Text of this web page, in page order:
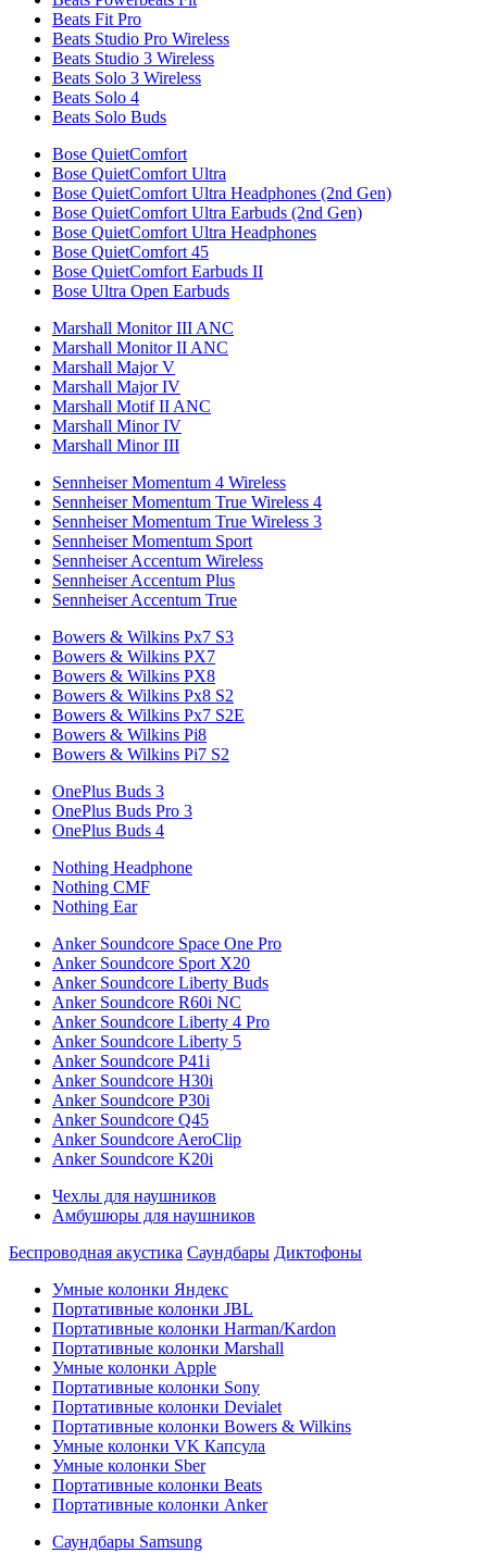
Beats Fit Pro
Beats Studio Pro Wireless
Beats Studio 3 Wireless
Beats Solo 3 Wireless
Beats Solo 4
Beats Solo Buds
Bose QuietComfort
Bose QuietComfort Ultra
Bose QuietComfort Ultra Headphones (2nd Gen)
Bose QuietComfort Ultra Earbuds (2nd Gen)
Bose QuietComfort Ultra Headphones
Bose QuietComfort 45
Bose QuietComfort Earbuds II
Bose Ultra Open Earbuds
Marshall Monitor III ANC
Marshall Monitor II ANC
Marshall Major V
Marshall Major IV
Marshall Motif II ANC
Marshall Minor IV
Marshall Minor III
Sennheiser Momentum 4 Wireless
Sennheiser Momentum True Wireless 4
Sennheiser Momentum True Wireless 3
Sennheiser Momentum Sport
Sennheiser Accentum Wireless
Sennheiser Accentum Plus
Sennheiser Accentum True
Bowers & Wilkins Px7 S3
Bowers & Wilkins PX7
Bowers & Wilkins PX8
Bowers & Wilkins Px8 S2
Bowers & Wilkins Px7 S2E
Bowers & Wilkins Pi8
Bowers & Wilkins Pi7 S2
OnePlus Buds 3
OnePlus Buds Pro 3
OnePlus Buds 4
Nothing Headphone
Nothing CMF
Nothing Ear
Anker Soundcore Space One Pro
Anker Soundcore Sport X20
Anker Soundcore Liberty Buds
Anker Soundcore R60i NC
Anker Soundcore Liberty 4 Pro
Anker Soundcore Liberty 5
Anker Soundcore P41i
Anker Soundcore H30i
Anker Soundcore P30i
Anker Soundcore Q45
Anker Soundcore AeroClip
Anker Soundcore K20i
Чехлы для наушников
Амбушюры для наушников
Беспроводная акустика Саундбары Диктофоны
Умные колонки Яндекс
Портативные колонки JBL
Портативные колонки Harman/Kardon
Портативные колонки Marshall
Умные колонки Apple
Портативные колонки Sony
Портативные колонки Devialet
Портативные колонки Bowers & Wilkins
Умные колонки VK Капсула
Умные колонки Sber
Портативные колонки Beats
Портативные колонки Anker
Саундбары Samsung